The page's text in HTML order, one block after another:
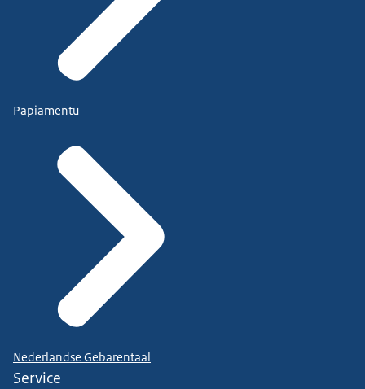
Papiamentu
Nederlandse Gebarentaal
Service